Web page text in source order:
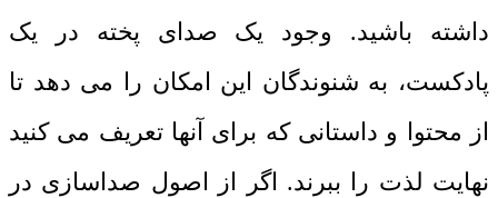
داشته باشید. وجود یک صدای پخته در یک
پادکست، به شنوندگان این امکان را می دهد تا
از محتوا و داستانی که برای آنها تعریف می کنید
نهایت لذت را ببرند. اگر از اصول صداسازی در